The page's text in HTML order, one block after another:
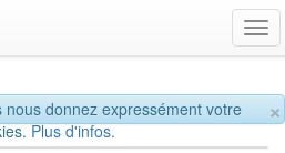
×
donnez expressément votre
Plus d'infos.